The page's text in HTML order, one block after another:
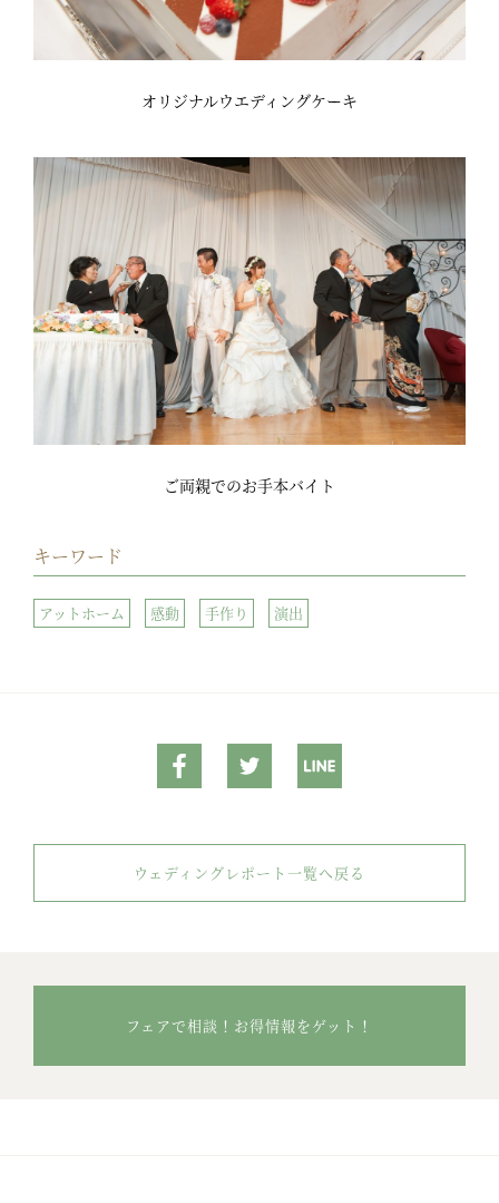
オリジナルウエディングケーキ
ご両親でのお手本バイト
キーワード
アットホーム 感動 手作り 演出
ウェディングレポート一覧へ戻る
フェアで相談！お得情報をゲット！